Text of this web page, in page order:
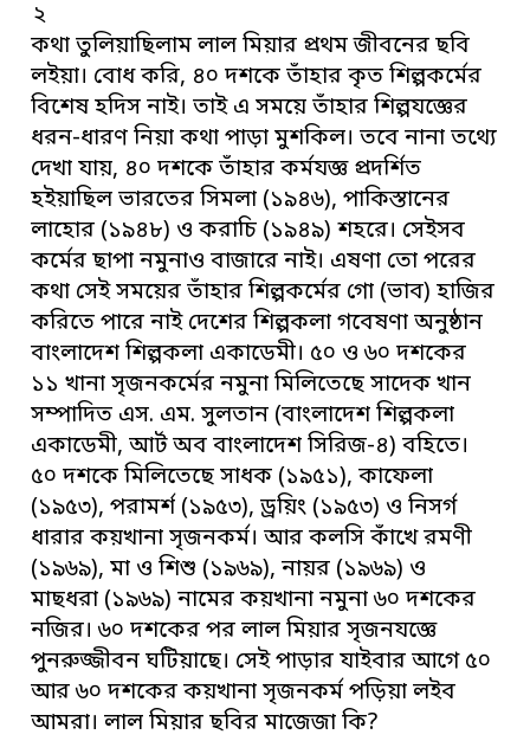
২
কথা তুলিয়াছিলাম লাল মিয়ার প্রথম জীবনের ছবি
লইয়া। বোধ করি, ৪০ দশকে তাঁহার কৃত শিল্পকর্মের
বিশেষ হদিস নাই। তাই এ সময়ে তাঁহার শিল্পযজ্ঞের
ধরন-ধারণ নিয়া কথা পাড়া মুশকিল। তবে নানা তথ্যে
দেখা যায়, ৪০ দশকে তাঁহার কর্মযজ্ঞ প্রদর্শিত
হইয়াছিল ভারতের সিমলা (১৯৪৬), পাকিস্তানের
লাহোর (১৯৪৮) ও করাচি (১৯৪৯) শহরে। সেইসব
কর্মের ছাপা নমুনাও বাজারে নাই। এষণা তো পরের
কথা সেই সময়ের তাঁহার শিল্পকর্মের গো (ভাব) হাজির
করিতে পারে নাই দেশের শিল্পকলা গবেষণা অনুষ্ঠান
বাংলাদেশ শিল্পকলা একাডেমী। ৫০ ও ৬০ দশকের
১১ খানা সৃজনকর্মের নমুনা মিলিতেছে সাদেক খান
সম্পাদিত এস. এম. সুলতান (বাংলাদেশ শিল্পকলা
একাডেমী, আর্ট অব বাংলাদেশ সিরিজ-৪) বহিতে।
৫০ দশকে মিলিতেছে সাধক (১৯৫১), কাফেলা
(১৯৫৩), পরামর্শ (১৯৫৩), ড্রয়িং (১৯৫৩) ও নিসর্গ
ধারার কয়খানা সৃজনকর্ম। আর কলসি কাঁখে রমণী
(১৯৬৯), মা ও শিশু (১৯৬৯), নায়র (১৯৬৯) ও
মাছধরা (১৯৬৯) নামের কয়খানা নমুনা ৬০ দশকের
নজির। ৬০ দশকের পর লাল মিয়ার সৃজনযজ্ঞে
পুনরুজ্জীবন ঘটিয়াছে। সেই পাড়ার যাইবার আগে ৫০
আর ৬০ দশকের কয়খানা সৃজনকর্ম পড়িয়া লইব
আমরা। লাল মিয়ার ছবির মাজেজা কি?